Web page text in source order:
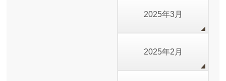
2025年3月
2025年2月